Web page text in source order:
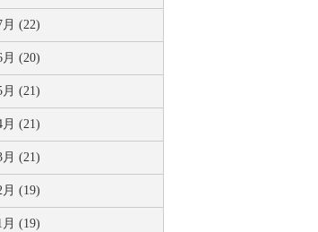
月 (22)
月 (20)
月 (21)
月 (21)
月 (21)
月 (19)
月 (19)